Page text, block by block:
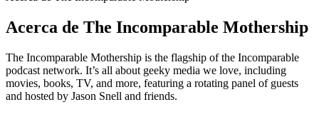
Acerca de The Incomparable Mothership
The Incomparable Mothership is the flagship of the Incomparable
podcast network. It’s all about geeky media we love, including
movies, books, TV, and more, featuring a rotating panel of guests
and hosted by Jason Snell and friends.